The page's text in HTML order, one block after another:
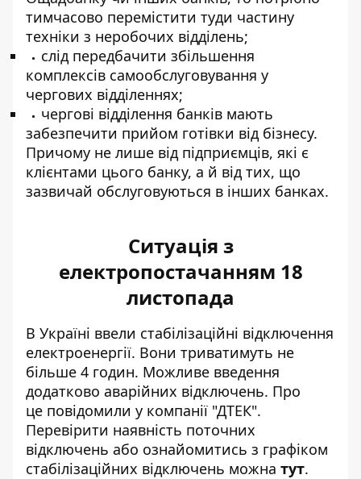
тимчасово перемістити туди частину
техніки з неробочих відділень;
слід передбачити збільшення
комплексів самообслуговування у
чергових відділеннях;
чергові відділення банків мають
забезпечити прийом готівки від бізнесу.
Причому не лише від підприємців, які є
клієнтами цього банку, а й від тих, що
зазвичай обслуговуються в інших банках.
Ситуація з
електропостачанням 18
листопада
В Україні ввели стабілізаційні відключення
електроенергії. Вони триватимуть не
більше 4 годин. Можливе введення
додатково аварійних відключень. Про
це повідомили у компанії "ДТЕК".
Перевірити наявність поточних
відключень або ознайомитись з графіком
стабілізаційних відключень можна тут.